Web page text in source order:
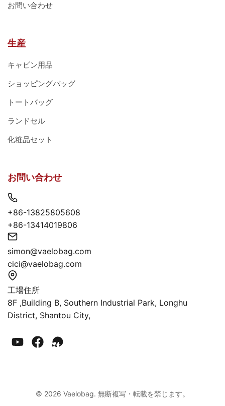
お問い合わせ
生産
キャビン用品
ショッピングバッグ
トートバッグ
ランドセル
化粧品セット
お問い合わせ
+86-13825805608
+86-13414019806
simon@vaelobag.com
cici@vaelobag.com
工場住所
8F ,Building B, Southern Industrial Park, Longhu
District, Shantou City,
© 2026 Vaelobag. 無断複写・転載を禁じます。